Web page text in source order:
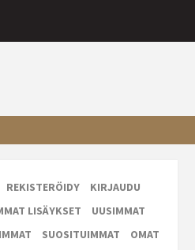
REKISTERÖIDY
KIRJAUDU
LISÄYKSET
UUSIMMAT
SUOSITUIMMAT
OMAT